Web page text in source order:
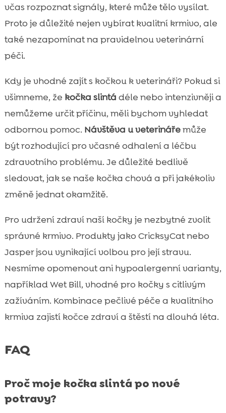
včas rozpoznat signály, které může tělo vysílat.
Proto je důležité nejen vybírat kvalitní krmivo, ale
také nezapomínat na pravidelnou veterinární
péči.
Kdy je vhodné zajít s kočkou k veterináři? Pokud si
všimneme, že kočka slintá déle nebo intenzivněji a
nemůžeme určit příčinu, měli bychom vyhledat
odbornou pomoc. Návštěva u veterinářemůže
být rozhodující pro včasné odhalení a léčbu
zdravotního problému. Je důležité bedlivě
sledovat, jak se naše kočka chová a při jakékoliv
změně jednat okamžitě.
Pro udržení zdraví naší kočky je nezbytné zvolit
správné krmivo. Produkty jako CricksyCat nebo
Jasper jsou vynikající volbou pro její stravu.
Nesmíme opomenout ani hypoalergenní varianty,
například Wet Bill, vhodné pro kočky s citlivým
zažíváním. Kombinace pečlivé péče a kvalitního
krmiva zajistí kočce zdraví a štěstí na dlouhá léta.
FAQ
Proč moje kočka slintá po nové
potravy?